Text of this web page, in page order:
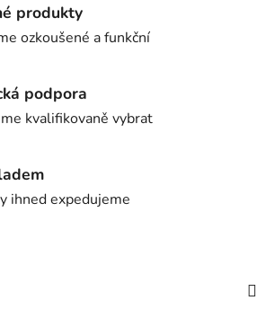
produkty
ozkoušené a funkční
podpora
kvalifikovaně vybrat
ihned expedujeme